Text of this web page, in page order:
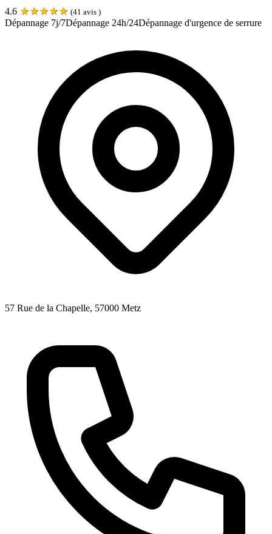
4.6 ★★★★★ (41 avis )
Dépannage 7j/7Dépannage 24h/24Dépannage d'urgence de serrure
57 Rue de la Chapelle, 57000 Metz